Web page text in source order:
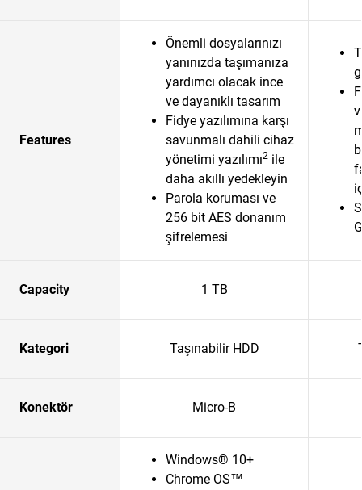
Features
Önemli dosyalarınızı
yanınızda taşımanıza
yardımcı olacak ince
ve dayanıklı tasarım
Fidye yazılımına karşı
savunmalı dahili cihaz
yönetimi yazılımı2 ile
daha akıllı yedekleyin
Parola koruması ve
256 bit AES donanım
şifrelemesi
Capacity 1 TB
Kategori Taşınabilir HDD
Konektör Micro-B
Windows® 10+
Chrome OS™